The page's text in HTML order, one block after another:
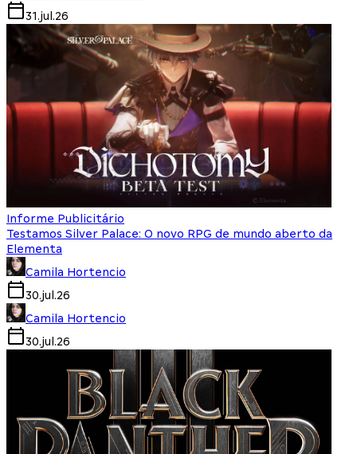
31.jul.26
Informe Publicitário
Testamos Silver Palace: O novo RPG de mundo aberto da
Elementa
Camila Hortencio
30.jul.26
Camila Hortencio
30.jul.26